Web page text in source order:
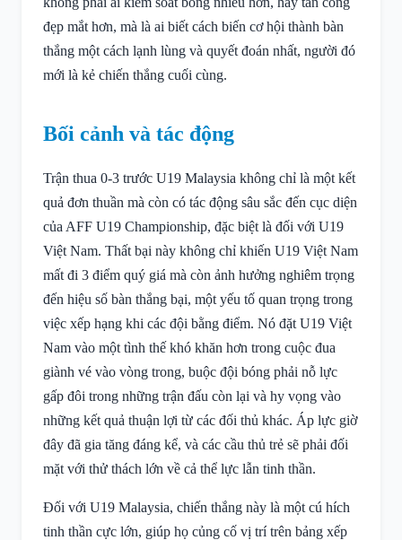
đẹp mắt hơn, mà là ai biết cách biến cơ hội thành bàn
thắng một cách lạnh lùng và quyết đoán nhất, người đó
mới là kẻ chiến thắng cuối cùng.
Bối cảnh và tác động
Trận thua 0-3 trước U19 Malaysia không chỉ là một kết
quả đơn thuần mà còn có tác động sâu sắc đến cục diện
của AFF U19 Championship, đặc biệt là đối với U19
Việt Nam. Thất bại này không chỉ khiến U19 Việt Nam
mất đi 3 điểm quý giá mà còn ảnh hưởng nghiêm trọng
đến hiệu số bàn thắng bại, một yếu tố quan trọng trong
việc xếp hạng khi các đội bằng điểm. Nó đặt U19 Việt
Nam vào một tình thế khó khăn hơn trong cuộc đua
giành vé vào vòng trong, buộc đội bóng phải nỗ lực
gấp đôi trong những trận đấu còn lại và hy vọng vào
những kết quả thuận lợi từ các đối thủ khác. Áp lực giờ
đây đã gia tăng đáng kể, và các cầu thủ trẻ sẽ phải đối
mặt với thử thách lớn về cả thể lực lẫn tinh thần.
Đối với U19 Malaysia, chiến thắng này là một cú hích
tinh thần cực lớn, giúp họ củng cố vị trí trên bảng xếp